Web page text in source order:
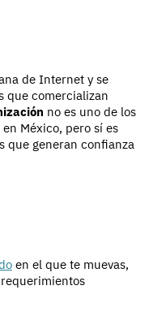
de Internet y se
que comercializan
no es uno de los
México, pero sí es
que generan confianza
en el que te muevas,